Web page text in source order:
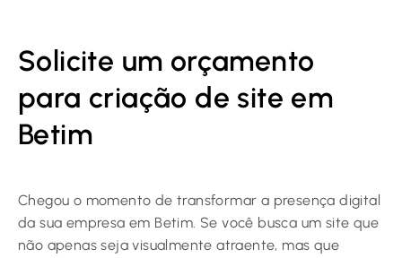
Solicite um orçamento
para criação de site em
Betim
Chegou o momento de transformar a presença digital
da sua empresa em Betim. Se você busca um site que
não apenas seja visualmente atraente, mas que